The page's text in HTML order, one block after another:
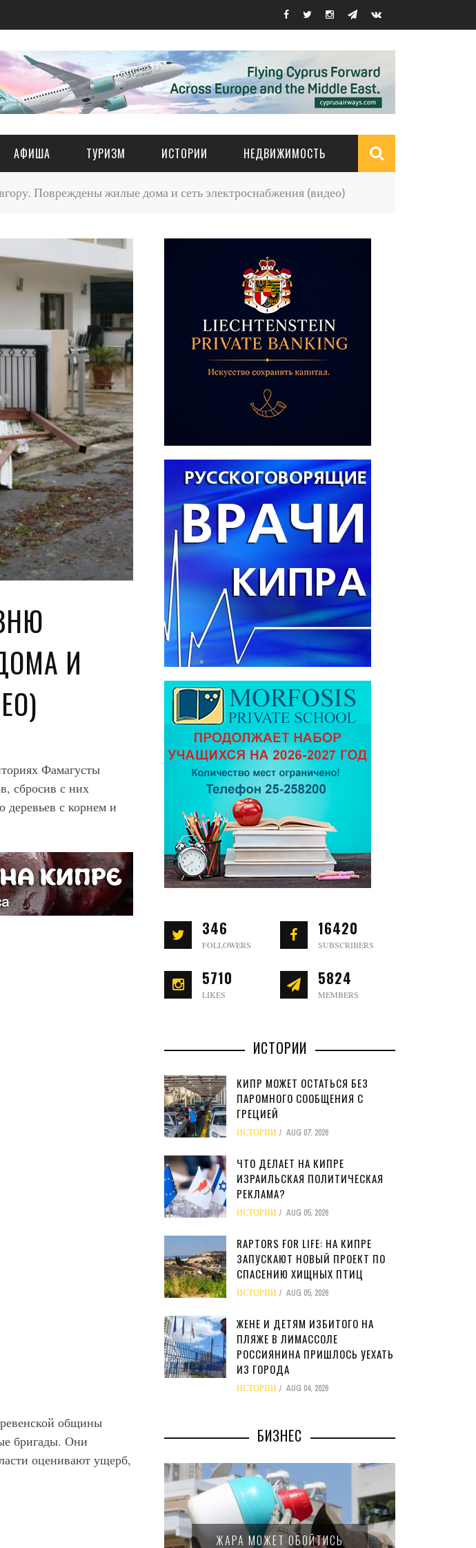
АФИША ТУРИЗМ ИСТОРИИ НЕДВИЖИМОСТЬ
Повреждены жилые дома и сеть электроснабжения (видео)
И
Фамагусты
сбросив с них
деревьев с корнем и
общины
бригады. Они
оценивают ущерб,
346
FOLLOWERS
16420
SUBSCRIBERS
5710
LIKES
5824
MEMBERS
ИСТОРИИ
КИПР МОЖЕТ ОСТАТЬСЯ БЕЗ
ПАРОМНОГО СООБЩЕНИЯ С
ГРЕЦИЕЙ
ИСТОРИИ AUG 07, 2026
ЧТО ДЕЛАЕТ НА КИПРЕ
ИЗРАИЛЬСКАЯ ПОЛИТИЧЕСКАЯ
РЕКЛАМА?
ИСТОРИИ AUG 05, 2026
RAPTORS FOR LIFE: НА КИПРЕ
ЗАПУСКАЮТ НОВЫЙ ПРОЕКТ ПО
СПАСЕНИЮ ХИЩНЫХ ПТИЦ
ИСТОРИИ AUG 05, 2026
ЖЕНЕ И ДЕТЯМ ИЗБИТОГО НА
ПЛЯЖЕ В ЛИМАССОЛЕ
РОССИЯНИНА ПРИШЛОСЬ УЕХАТЬ
ИЗ ГОРОДА
ИСТОРИИ AUG 04, 2026
БИЗНЕС
ЖАРА МОЖЕТ ОБОЙТИСЬ
МИНФИН КИПРА ПЕРЕПИСАЛ
ЗАКОН О 15-ПРОЦЕНТНОМ